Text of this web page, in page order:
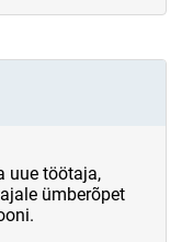
uue töötaja,
ümberõpet